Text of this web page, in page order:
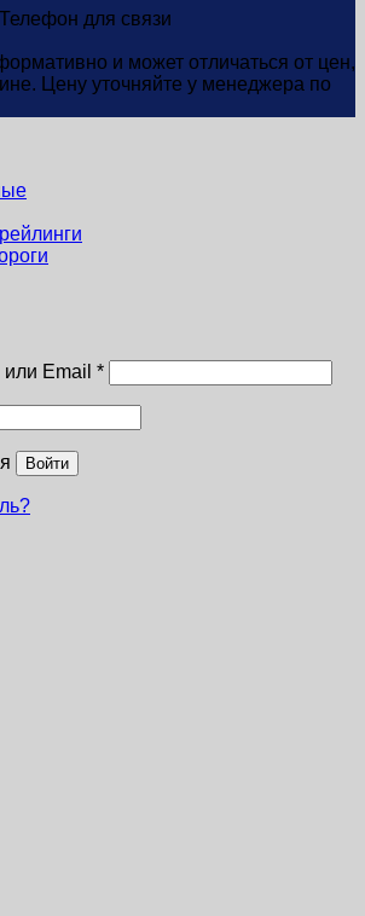
Телефон для связи
и может отличаться от цен,
Цену уточняйте у менеджера по
Email *
Войти